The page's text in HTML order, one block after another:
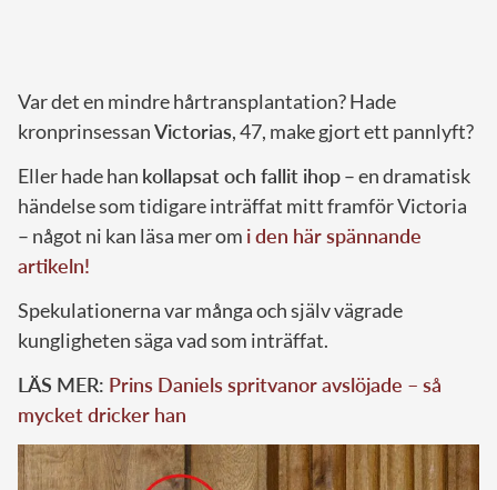
Var det en mindre hårtransplantation? Hade
kronprinsessanVictorias, 47, make gjort ett pannlyft?
Eller hade han kollapsat och fallit ihop– en dramatisk
händelse som tidigare inträffat mitt framför Victoria
– något ni kan läsa mer om i den här spännande
artikeln!
Spekulationerna var många och själv vägrade
kungligheten säga vad som inträffat.
LÄS MER: Prins Daniels spritvanor avslöjade – så
mycket dricker han